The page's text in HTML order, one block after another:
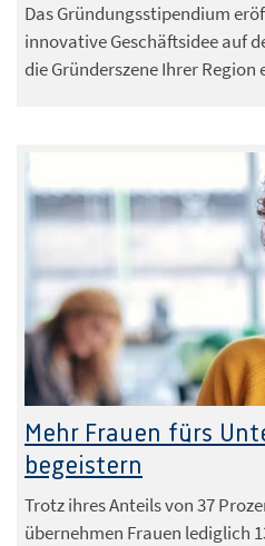
Das Gründungsstipendium
innovative Geschäftsidee auf
die Gründerszene Ihrer Region
Mehr Frauen fürs
begeistern
Trotz ihres Anteils von 37
übernehmen Frauen lediglich